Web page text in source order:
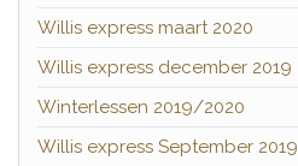
Willis express maart 2020
Willis express december 2019
Winterlessen 2019/2020
Willis express September 2019